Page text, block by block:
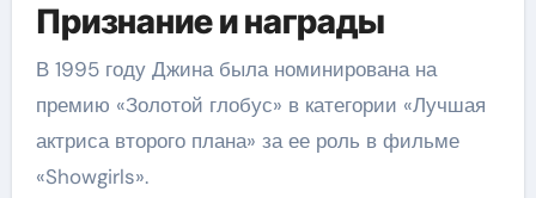
Признание и награды
В 1995 году Джина была номинирована на
премию «Золотой глобус» в категории «Лучшая
актриса второго плана» за ее роль в фильме
«Showgirls».